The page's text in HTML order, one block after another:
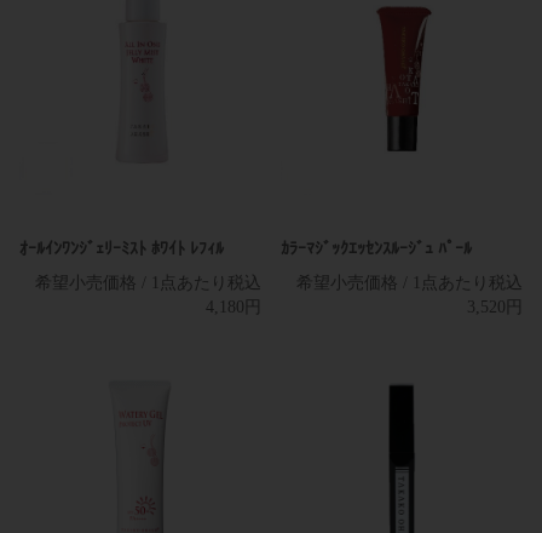
ｵｰﾙｲﾝﾜﾝｼﾞｪﾘｰﾐｽﾄ ﾎﾜｲﾄ ﾚﾌｨﾙ
希望小売価格 / 1点あたり税込
4,180円
ｶﾗｰﾏｼﾞｯｸｴｯｾﾝｽﾙｰｼﾞｭ ﾊﾟｰﾙ
希望小売価格 / 1点あたり税込
3,520円